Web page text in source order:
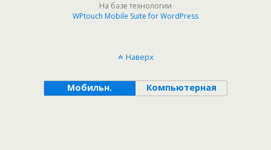
На базе технологии
WPtouch Mobile Suite for WordPress
Наверх
Мобильн. Компьютерная